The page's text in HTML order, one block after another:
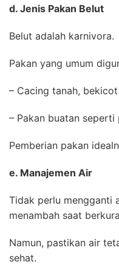
d. Jenis Pakan Belut
Belut adalah karnivora.
Pakan yang umum
– Cacing tanah,
– Pakan buatan
Pemberian pakan
e. Manajemen Air
Tidak perlu mengganti
menambah saat
Namun, pastikan air
sehat.